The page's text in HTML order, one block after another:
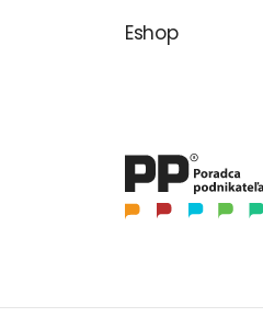
Eshop